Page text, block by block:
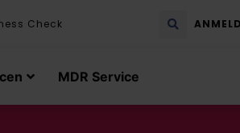
Check
MDR Service